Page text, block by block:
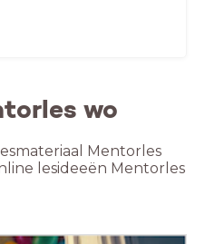
wo
Mentorles
lesideeën Mentorles